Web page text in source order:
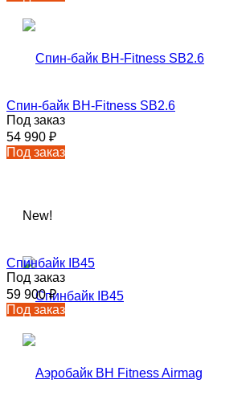
Спин-байк BH-Fitness SB2.6
Под заказ
54 990 ₽
Под заказ
New!
Спинбайк IB45
Под заказ
59 900₽
Под заказ